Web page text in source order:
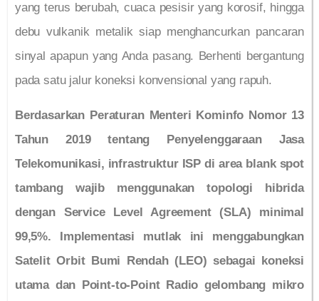
yang terus berubah, cuaca pesisir yang korosif, hingga
debu vulkanik metalik siap menghancurkan pancaran
sinyal apapun yang Anda pasang. Berhenti bergantung
pada satu jalur koneksi konvensional yang rapuh.
Berdasarkan Peraturan Menteri Kominfo Nomor 13
Tahun 2019 tentang Penyelenggaraan Jasa
Telekomunikasi, infrastruktur ISP di area blank spot
tambang wajib menggunakan topologi hibrida
dengan Service Level Agreement (SLA) minimal
99,5%. Implementasi mutlak ini menggabungkan
Satelit Orbit Bumi Rendah (LEO) sebagai koneksi
utama dan Point-to-Point Radio gelombang mikro